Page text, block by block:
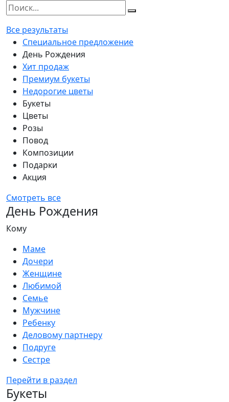
Все результаты
Специальное предложение
День Рождения
Хит продаж
Премиум букеты
Недорогие цветы
Букеты
Цветы
Розы
Повод
Композиции
Подарки
Акция
Смотреть все
День Рождения
Кому
Маме
Дочери
Женщине
Любимой
Семье
Мужчине
Ребенку
Деловому партнеру
Подруге
Сестре
Перейти в раздел
Букеты